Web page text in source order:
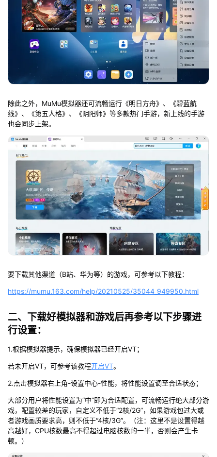
除此之外，MuMu模拟器还可流畅运行《明日方舟》、《碧蓝航
线》、《第五人格》、《阴阳师》等多款热门手游，新上线的手游
也会同步上架。
要下载其他渠道（B站、华为等）的游戏，可参考以下教程：
https://mumu.163.com/help/20210525/35044_949950.html
二、下载好模拟器和游戏后再参考以下步骤进
行设置：
1.根据模拟器提示，确保模拟器已经开启VT；
若未开启VT，可参考该教程开启VT。
2.点击模拟器右上角-设置中心-性能，将性能设置调至合适状态；
大部分用户将性能设置为“中”即为合适配置，可流畅运行绝大部分游
戏，配置较差的玩家，自定义不低于“2核/2G”，如果游戏包过大或
者游戏画质要求高，则不低于“4核/3G”。（注：这里不是设置得越
高越好，CPU核数最高不得超过电脑核数的一半，否则会产生卡
顿。）